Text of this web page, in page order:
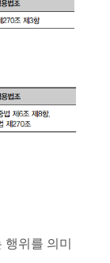
행위를 의미